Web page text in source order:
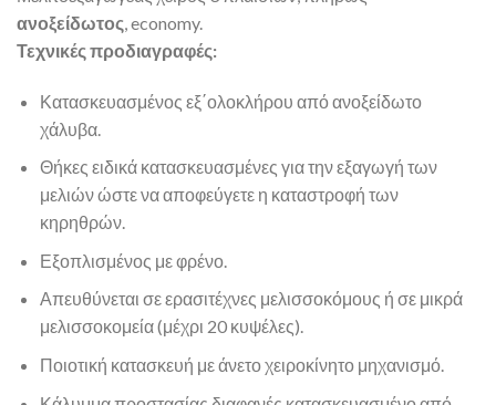
ανοξείδωτος, economy.
Τεχνικές προδιαγραφές:
Κατασκευασμένος εξ΄ολοκλήρου από ανοξείδωτο
χάλυβα.
Θήκες ειδικά κατασκευασμένες για την εξαγωγή των
μελιών ώστε να αποφεύγετε η καταστροφή των
κηρηθρών.
Εξοπλισμένος με φρένο.
Απευθύνεται σε ερασιτέχνες μελισσοκόμους ή σε μικρά
μελισσοκομεία (μέχρι 20 κυψέλες).
Ποιοτική κατασκευή με άνετο χειροκίνητο μηχανισμό.